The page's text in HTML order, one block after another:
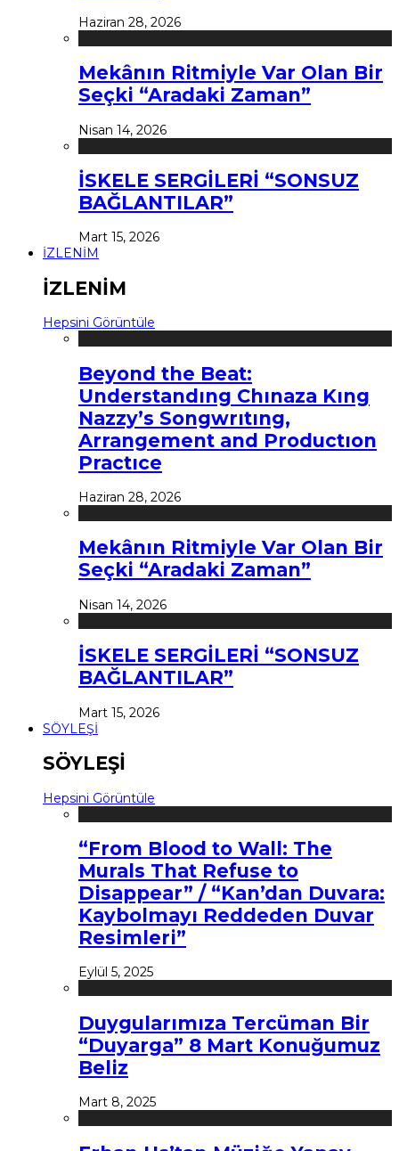
Haziran 28, 2026
Mekânın Ritmiyle Var Olan Bir
Seçki “Aradaki Zaman”
Nisan 14, 2026
İSKELE SERGİLERİ “SONSUZ
BAĞLANTILAR”
Mart 15, 2026
İZLENİM
İZLENİM
Hepsini Görüntüle
Beyond the Beat:
Understandıng Chınaza Kıng
Nazzy’s Songwrıtıng,
Arrangement and Productıon
Practıce
Haziran 28, 2026
Mekânın Ritmiyle Var Olan Bir
Seçki “Aradaki Zaman”
Nisan 14, 2026
İSKELE SERGİLERİ “SONSUZ
BAĞLANTILAR”
Mart 15, 2026
SÖYLEŞİ
SÖYLEŞİ
Hepsini Görüntüle
“From Blood to Wall: The
Murals That Refuse to
Disappear” / “Kan’dan Duvara:
Kaybolmayı Reddeden Duvar
Resimleri”
Eylül 5, 2025
Duygularımıza Tercüman Bir
“Duyarga” 8 Mart Konuğumuz
Beliz
Mart 8, 2025